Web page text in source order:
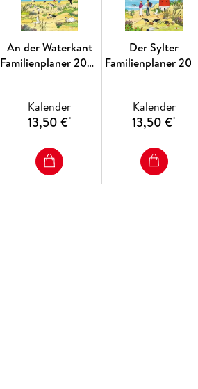
An der Waterkant
Familienplaner 2027
Kalender
13,50 €*
Der Sylter
Familienplaner
Kalender
13,50 €*